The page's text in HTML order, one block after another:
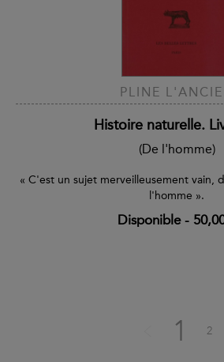
PLINE
Histoire naturelle.
(De l'homme)
« C'est un sujet merveilleusement vain,
l'homme ».
Disponible-
1 2